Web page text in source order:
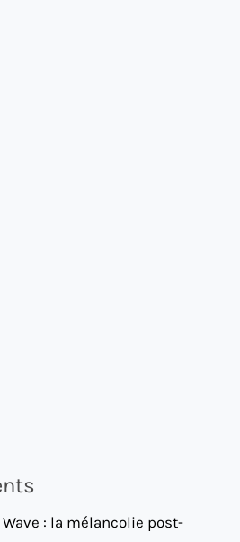
Wave : la mélancolie post-